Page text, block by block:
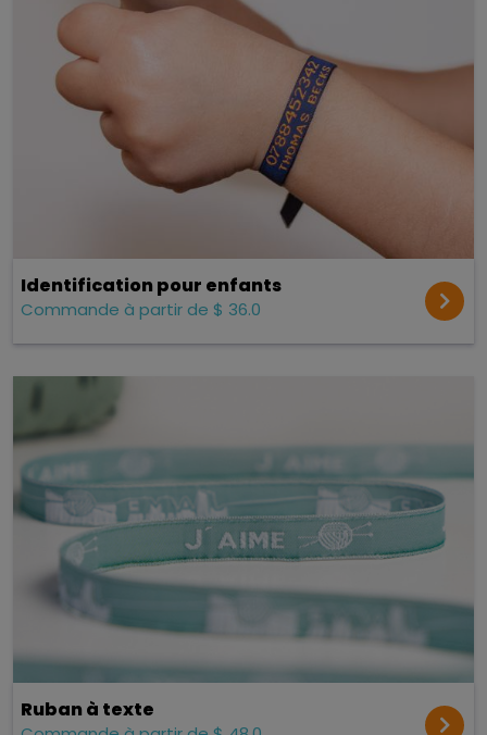
Identification pour enfants
Commande à partir de $ 36.0
Ruban à texte